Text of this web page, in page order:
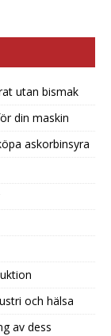
utan bismak
din maskin
askorbinsyra
och hälsa
av dess